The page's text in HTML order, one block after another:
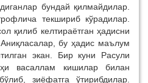
бундай қилмайдилар.
текшириб кўрадилар.
қилиб келтираётган ҳадисни
бу ҳадис маълум
экан. Бир куни Расули
васаллам кишилар билан
зиёфатга ўтирибдилар.